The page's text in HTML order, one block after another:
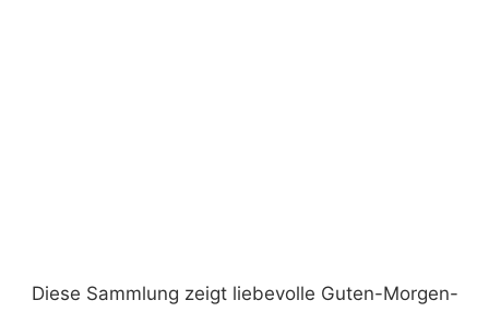
Diese Sammlung zeigt liebevolle Guten-Morgen-